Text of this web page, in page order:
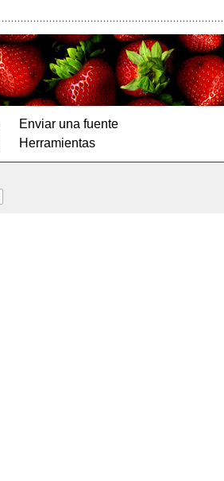
Enviar una fuente
Herramientas